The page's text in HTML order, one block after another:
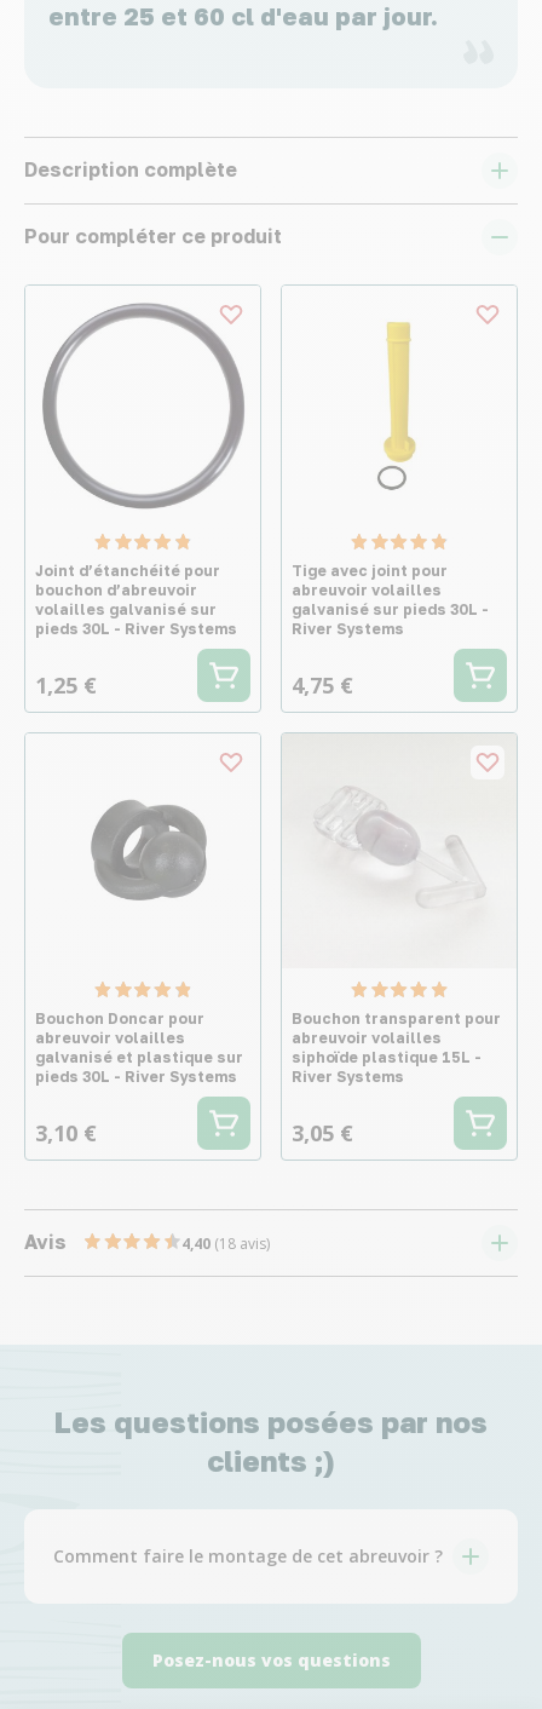
entre 25 et 60 cl d'eau par jour.
Description complète
Pour compléter ce produit
Joint d’étanchéité pour
bouchon d’abreuvoir
volailles galvanisé sur
pieds 30L - River Systems
1,25 €
Tige avec joint pour
abreuvoir volailles
galvanisé sur pieds 30L -
River Systems
4,75 €
Bouchon Doncar pour
abreuvoir volailles
galvanisé et plastique sur
pieds 30L - River Systems
3,10 €
Bouchon transparent pour
abreuvoir volailles
siphoïde plastique 15L -
River Systems
3,05 €
Avis 4,40 (18 avis)
Les questions posées par nos
clients ;)
Comment faire le montage de cet abreuvoir ?
Posez-nous vos questions